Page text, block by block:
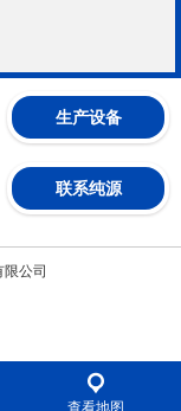
生产设备
联系纯源
公司
查看地图